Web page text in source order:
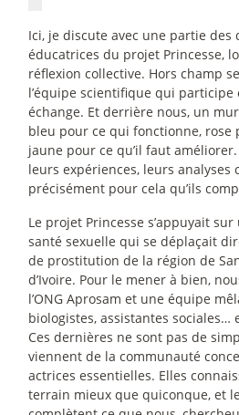
Ici, je discute avec une partie des
éducatrices du projet Princesse,
réflexion collective. Hors champ
l’équipe scientifique qui participe
échange. Et derrière nous, un
bleu pour ce qui fonctionne, rose
jaune pour ce qu’il faut
leurs expériences, leurs analyses
précisément pour cela qu’ils
Le projet Princesse s’appuyait
santé sexuelle qui se déplaçait
de prostitution de la région de
d’Ivoire. Pour le mener à bien,
l’ONG Aprosam et une équipe
biologistes, assistantes sociales…
Ces dernières ne sont pas de
viennent de la communauté
actrices essentielles. Elles
terrain mieux que quiconque, et